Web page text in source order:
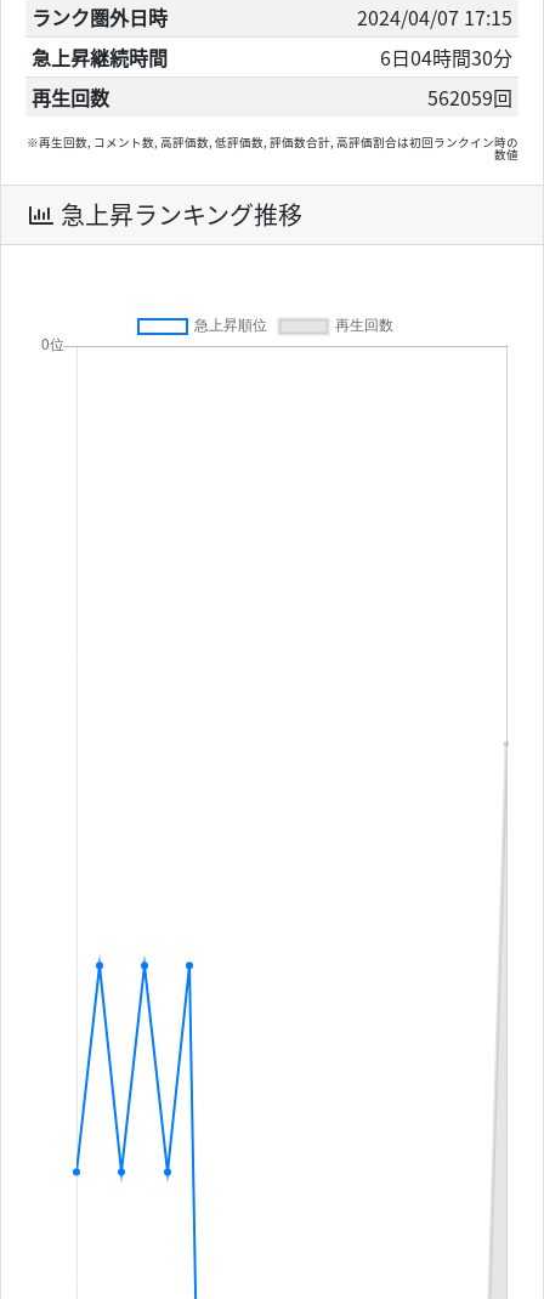
ランク圏外日時
2024/04/07 17:15
急上昇継続時間
6日04時間30分
再生回数
562059回
※再生回数, コメント数, 高評価数, 低評価数, 評価数合計, 高評価割合は初回ランクイン時の
数値
急上昇ランキング推移